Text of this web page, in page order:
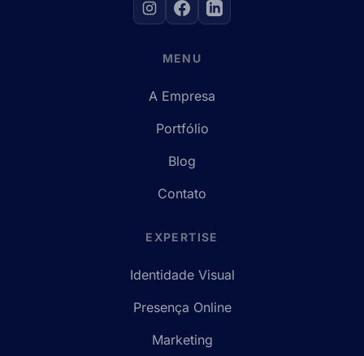
MENU
A Empresa
Portfólio
Blog
Contato
EXPERTISE
Identidade Visual
Presença Online
Marketing